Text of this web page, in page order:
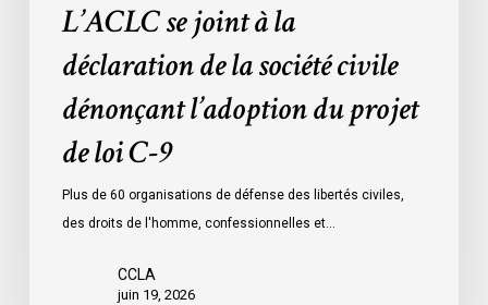
L’ACLC se joint à la
déclaration de la société civile
dénonçant l’adoption du projet
de loi C-9
Plus de 60 organisations de défense des libertés civiles,
des droits de l'homme, confessionnelles et…
CCLA
juin 19, 2026